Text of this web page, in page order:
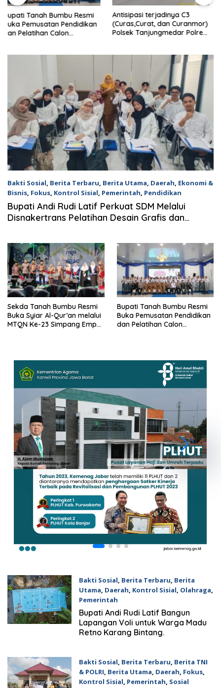
Antisipasi terjadinya C3
(Curas,Curat, dan Curanmor)
Polsek Tanjungmedar Polres
Aipda Ade Mulyana
Bhabinkamtibmas Desa
Cikaramas Tanjungmedar
sambang/silatrahmi
Bakti Sosial, Berita Terbaru, Berita Utama, Daerah, Ekonomi &
Bisnis, Fokus, Kontrol Sisial, Pemerintah, Pendidikan
6 Agustus 2026
Bupati Andi Rudi Latif Perkuat SDM Melalui
Disnakertrans Pelatihan Desain Grafis dan
Sekda Tanah Bumbu Resmi
Buka Syiar Al-Qur’an melalui
MTQN Ke-23 Simpang Empat
Bupati Tanah Bumbu Resmi
Buka Pemusatan Pendidikan
dan Pelatihan Calon
Bakti Sosial, Berita Terbaru, Berita
Utama, Daerah, Kontrol Sisial, Olahraga,
Pemerintah
5 Agustus 2026
Bupati Andi Rudi Latif Bangun
Lapangan Voli untuk Warga Madu
Retno Karang Bintang.
Bakti Sosial, Berita Terbaru, Berita TNI
& POLRI, Berita Utama, Daerah, Fokus,
Kontrol Sisial, Pemerintah, Sosial